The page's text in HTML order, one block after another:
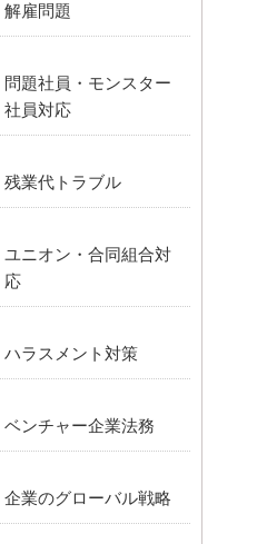
解雇問題
問題社員・モンスター
社員対応
残業代トラブル
ユニオン・合同組合対
応
ハラスメント対策
ベンチャー企業法務
企業のグローバル戦略